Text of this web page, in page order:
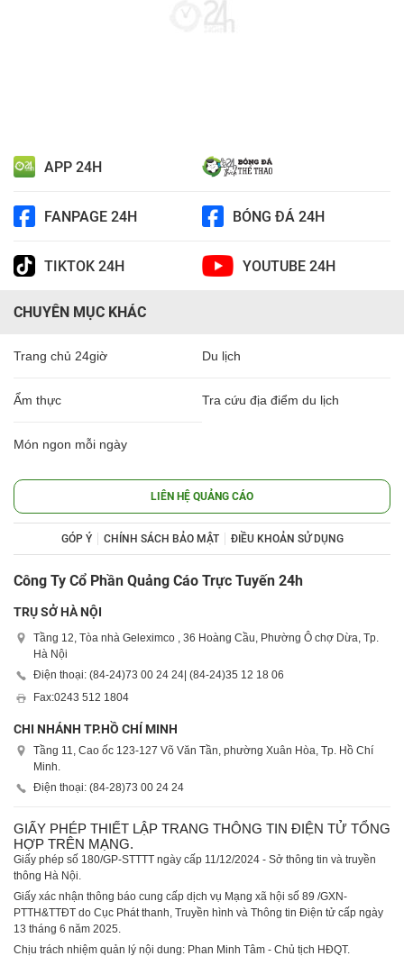
APP 24H
FANPAGE 24H BÓNG ĐÁ 24H
TIKTOK 24H YOUTUBE 24H
CHUYÊN MỤC KHÁC
Trang chủ 24giờ Du lịch
Ẩm thực Tra cứu địa điểm du lịch
Món ngon mỗi ngày
LIÊN HỆ QUẢNG CÁO
GÓP Ý CHÍNH SÁCH BẢO MẬT ĐIỀU KHOẢN SỬ DỤNG
Công Ty Cổ Phần Quảng Cáo Trực Tuyến 24h
TRỤ SỞ HÀ NỘI
Tầng 12, Tòa nhà Geleximco , 36 Hoàng Cầu, Phường Ô chợ Dừa, Tp.
Hà Nội
Điện thoại: (84-24)73 00 24 24 | (84-24)35 12 18 06
Fax:0243 512 1804
CHI NHÁNH TP.HỒ CHÍ MINH
Tầng 11, Cao ốc 123-127 Võ Văn Tần, phường Xuân Hòa, Tp. Hồ Chí
Minh.
Điện thoại: (84-28)73 00 24 24
GIẤY PHÉP THIẾT LẬP TRANG THÔNG TIN ĐIỆN TỬ TỔNG
HỢP TRÊN MẠNG.
Giấy phép số 180/GP-STTTT ngày cấp 11/12/2024 - Sở thông tin và truyền
thông Hà Nội.
Giấy xác nhận thông báo cung cấp dịch vụ Mạng xã hội số 89 /GXN-
PTTH&TTĐT do Cục Phát thanh, Truyền hình và Thông tin Điện tử cấp ngày
13 tháng 6 năm 2025.
Chịu trách nhiệm quản lý nội dung: Phan Minh Tâm - Chủ tịch HĐQT.